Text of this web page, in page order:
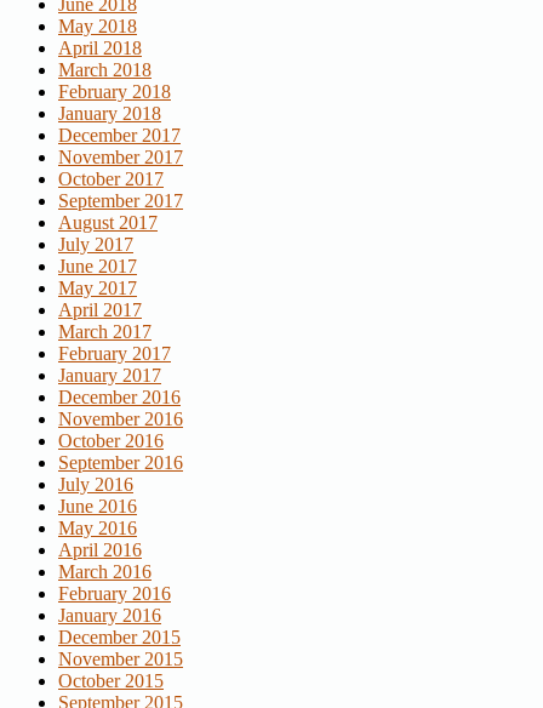
June 2018
May 2018
April 2018
March 2018
February 2018
January 2018
December 2017
November 2017
October 2017
September 2017
August 2017
July 2017
June 2017
May 2017
April 2017
March 2017
February 2017
January 2017
December 2016
November 2016
October 2016
September 2016
July 2016
June 2016
May 2016
April 2016
March 2016
February 2016
January 2016
December 2015
November 2015
October 2015
September 2015